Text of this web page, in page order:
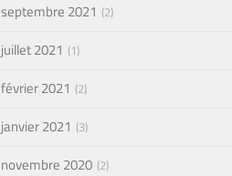
septembre 2021 2
juillet 2021 1
février 2021 2
janvier 2021 3
novembre 2020 2